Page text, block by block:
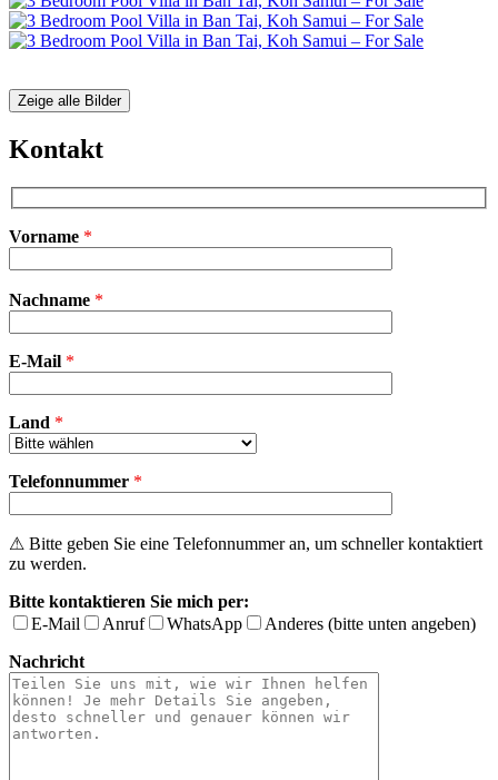
Zeige alle Bilder
Kontakt
Vorname *
lasse
leer.
Nachname *
E-Mail *
Land *
Telefonnummer *
⚠ Bitte geben Sie eine Telefonnummer an, um schneller kontaktiert
zu werden.
Bitte kontaktieren Sie mich per:
E-Mail
Anruf WhatsApp
Anderes (bitte unten angeben)
Nachricht